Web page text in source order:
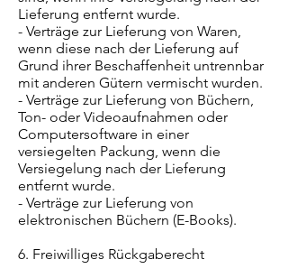
Lieferung entfernt wurde.
- Verträge zur Lieferung von Waren,
wenn diese nach der Lieferung auf
Grund ihrer Beschaffenheit untrennbar
mit anderen Gütern vermischt wurden.
- Verträge zur Lieferung von Büchern,
Ton- oder Videoaufnahmen oder
Computersoftware in einer
versiegelten Packung, wenn die
Versiegelung nach der Lieferung
entfernt wurde.
- Verträge zur Lieferung von
elektronischen Büchern (E-Books).
6. Freiwilliges Rückgaberecht